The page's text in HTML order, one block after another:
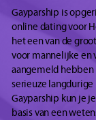
Gayparship is
online dating voor
het een van de
voor mannelijke en
aangemeld hebben
serieuze
Gayparship kun je
basis van een